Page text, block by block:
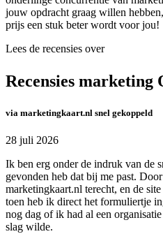
jouw opdracht graag willen
prijs een stuk beter wordt voor jou!
Lees de recensies over
Recensies marketing
via marketingkaart.nl snel gekoppeld
28 juli 2026
Ik ben erg onder de indruk van de
gevonden heb dat bij me past.
marketingkaart.nl terecht, en de
toen heb ik direct het formuliertje
nog dag of ik had al een
slag wilde.